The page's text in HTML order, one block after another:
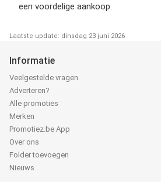
een voordelige aankoop.
Laatste update: dinsdag 23 juni 2026
Informatie
Veelgestelde vragen
Adverteren?
Alle promoties
Merken
Promotiez.be App
Over ons
Folder toevoegen
Nieuws